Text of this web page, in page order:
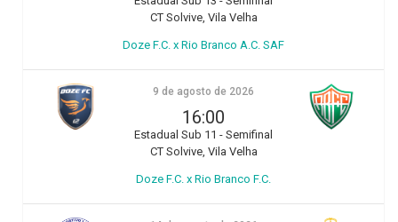
CT Solvive, Vila Velha
Doze F.C. x Rio Branco A.C. SAF
9 de agosto de 2026
16:00
Estadual Sub 11 - Semifinal
CT Solvive, Vila Velha
Doze F.C. x Rio Branco F.C.